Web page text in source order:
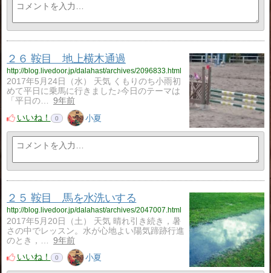
２６ 鞍目 地上横木通過
http://blog.livedoor.jp/dalahast/archives/2096833.html
2017年5月24日（水） 天気 くもりのち小雨初
めて平日に乗馬に行きました♪今日のテーマは
「平日の…
9年前
いいね！
0 小夏
２５ 鞍目 馬を水洗いする
http://blog.livedoor.jp/dalahast/archives/2047007.html
2017年5月20日（土） 天気 晴れ引き続き，暑
さの中でレッスン。水が心地よい陽気蹄跡行進
のとき，…
9年前
いいね！
0 小夏